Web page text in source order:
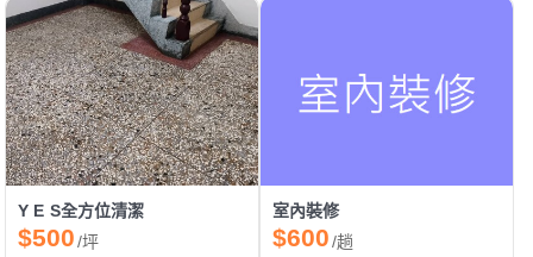
Y E S全方位清潔
$500/坪
室內裝修
$600/趟